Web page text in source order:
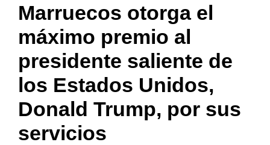
Marruecos otorga el
máximo premio al
presidente saliente de
los Estados Unidos,
Donald Trump, por sus
servicios